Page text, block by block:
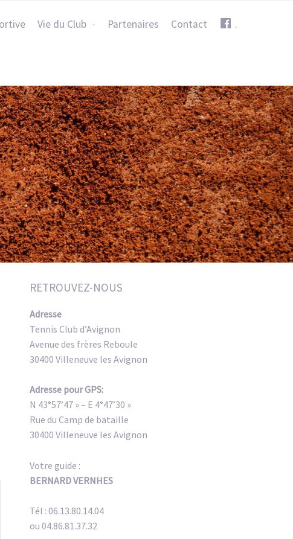
Vie du Club Partenaires Contact .
RETROUVEZ-NOUS
Adresse
Tennis Club d’Avignon
Avenue des frères Reboule
30400 Villeneuve les Avignon
Adresse pour GPS:
N 43°57’47 » – E 4°47’30 »
Rue du Camp de bataille
30400 Villeneuve les Avignon
Votre guide :
BERNARD VERNHES
Tél : 06.13.80.14.04
ou 04.86.81.37.32